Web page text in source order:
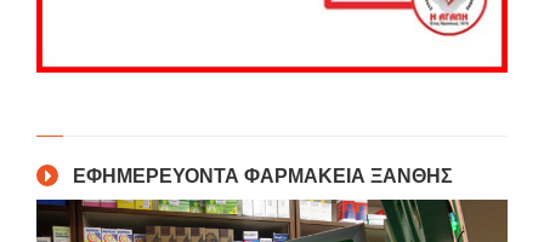
ΕΦΗΜΕΡΕΥΟΝΤΑ ΦΑΡΜΑΚΕΙΑ ΞΑΝΘΗΣ